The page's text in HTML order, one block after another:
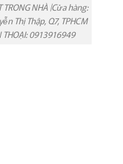
TRONG NHÀ |Cửa hàng:
Thị Thập, Q7, TPHCM
THOẠI: 0913916949